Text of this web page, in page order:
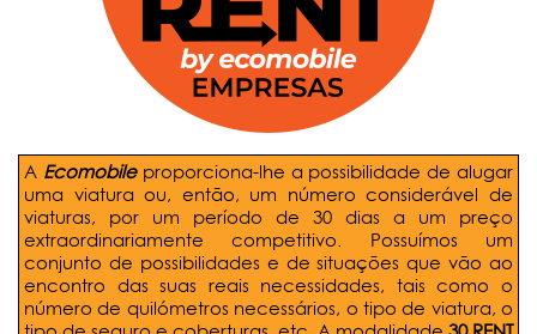
A Ecomobile proporciona-lhe a possibilidade de alugar
uma viatura ou, então, um número considerável de
viaturas, por um período de 30 dias a um preço
extraordinariamente competitivo. Possuímos um
conjunto de possibilidades e de situações que vão ao
encontro das suas reais necessidades, tais como o
número de quilómetros necessários, o tipo de viatura, o